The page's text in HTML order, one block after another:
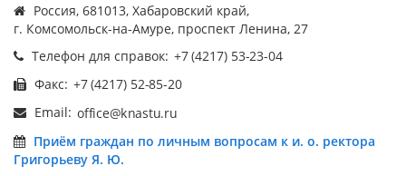
Россия, 681013, Хабаровский край,
г. Комсомольск-на-Амуре, проспект Ленина, 27
Телефон для справок:
Факс:
Email:
Приём граждан по личным вопросам к и. о. ректора
Григорьеву Я. Ю.